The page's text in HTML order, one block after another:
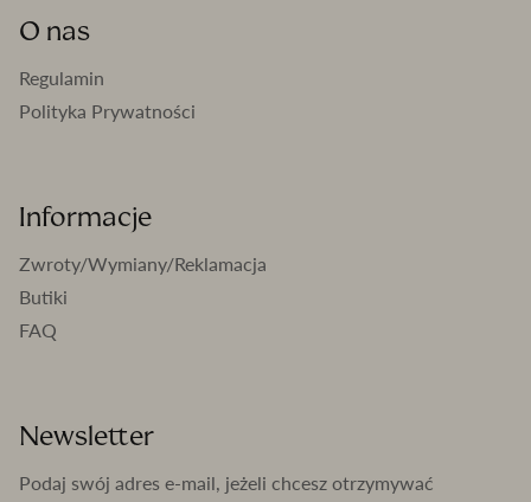
O nas
Regulamin
Polityka Prywatności
Informacje
Zwroty/Wymiany/Reklamacja
Butiki
FAQ
Newsletter
Podaj swój adres e-mail, jeżeli chcesz otrzymywać